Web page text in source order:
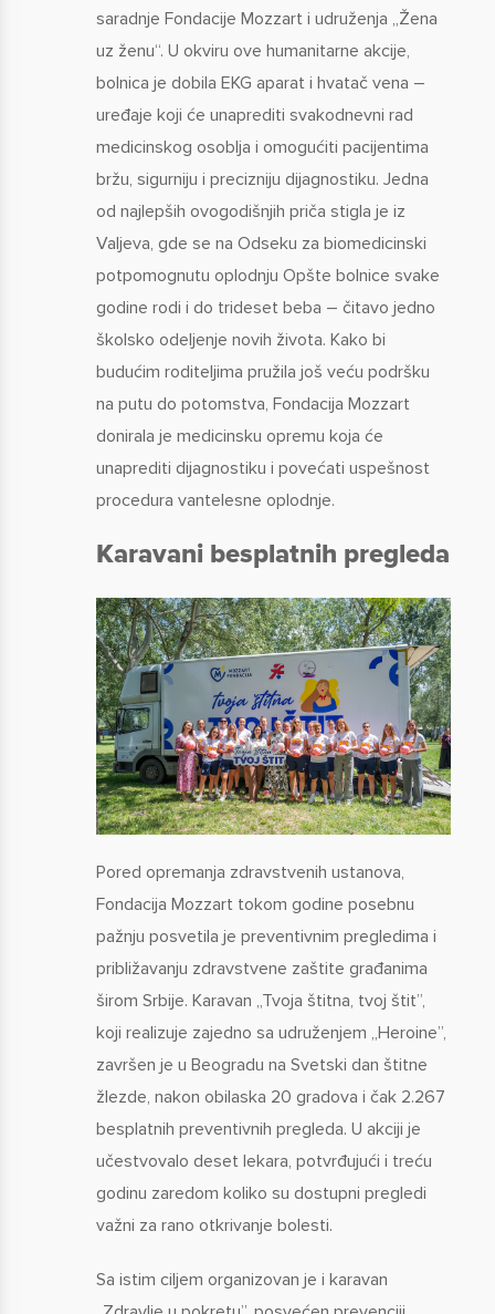
saradnje Fondacije Mozzart i udruženja „Žena
uz ženu“. U okviru ove humanitarne akcije,
bolnica je dobila EKG aparat i hvatač vena –
uređaje koji će unaprediti svakodnevni rad
medicinskog osoblja i omogućiti pacijentima
bržu, sigurniju i precizniju dijagnostiku. Jedna
od najlepših ovogodišnjih priča stigla je iz
Valjeva, gde se na Odseku za biomedicinski
potpomognutu oplodnju Opšte bolnice svake
godine rodi i do trideset beba – čitavo jedno
školsko odeljenje novih života. Kako bi
budućim roditeljima pružila još veću podršku
na putu do potomstva, Fondacija Mozzart
donirala je medicinsku opremu koja će
unaprediti dijagnostiku i povećati uspešnost
procedura vantelesne oplodnje.
Karavani besplatnih pregleda
Pored opremanja zdravstvenih ustanova,
Fondacija Mozzart tokom godine posebnu
pažnju posvetila je preventivnim pregledima i
približavanju zdravstvene zaštite građanima
širom Srbije. Karavan „Tvoja štitna, tvoj štit”,
koji realizuje zajedno sa udruženjem „Heroine”,
završen je u Beogradu na Svetski dan štitne
žlezde, nakon obilaska 20 gradova i čak 2.267
besplatnih preventivnih pregleda. U akciji je
učestvovalo deset lekara, potvrđujući i treću
godinu zaredom koliko su dostupni pregledi
važni za rano otkrivanje bolesti.
Sa istim ciljem organizovan je i karavan